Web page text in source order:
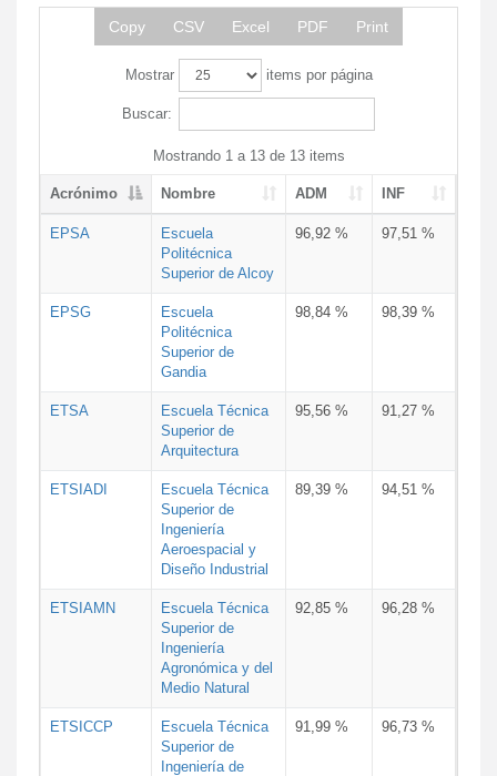
Copy CSV Excel PDF Print
Mostrar items por página
Buscar:
Mostrando 1 a 13 de 13 items
Acrónimo Nombre ADM INF
EPSA
Escuela
Politécnica
Superior de Alcoy
96,92 % 97,51 %
EPSG
Escuela
Politécnica
Superior de
Gandia
98,84 % 98,39 %
ETSA
Escuela Técnica
Superior de
Arquitectura
95,56 % 91,27 %
ETSIADI
Escuela Técnica
Superior de
Ingeniería
Aeroespacial y
Diseño Industrial
89,39 % 94,51 %
ETSIAMN
Escuela Técnica
Superior de
Ingeniería
Agronómica y del
Medio Natural
92,85 % 96,28 %
ETSICCP
Escuela Técnica
Superior de
Ingeniería de
91,99 % 96,73 %